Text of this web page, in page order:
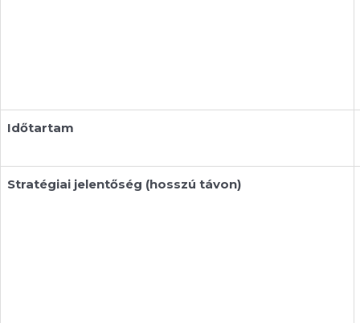
Időtartam
Stratégiai jelentőség (hosszú távon)